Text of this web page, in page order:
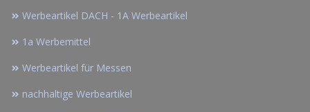
Werbeartikel DACH - 1A Werbeartikel
1a Werbemittel
Werbeartikel für Messen
nachhaltige Werbeartikel